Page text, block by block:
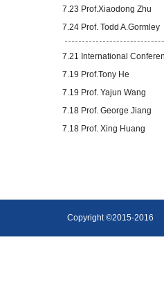
7.23 Prof.Xiaodong Zhu
7.24 Prof. Todd A.Gormley
7.21 International
7.19 Prof.Tony He
7.19 Prof. Yajun Wang
7.18 Prof. George Jiang
7.18 Prof. Xing Huang
Copyright ©2015-2016